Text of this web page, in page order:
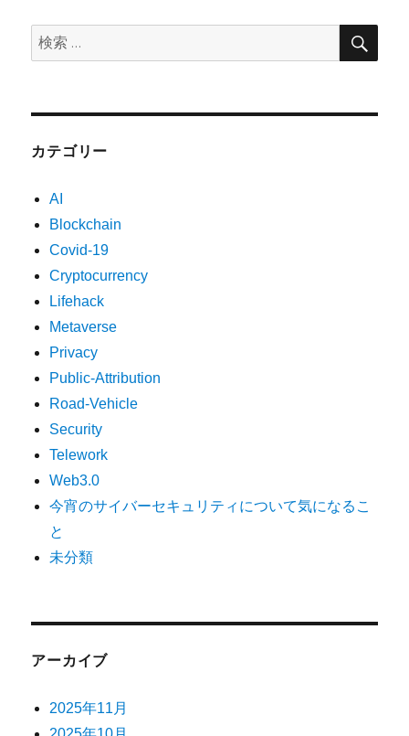
検
索:
検
カテゴリー
AI
Blockchain
Covid-19
Cryptocurrency
Lifehack
Metaverse
Privacy
Public-Attribution
Road-Vehicle
Security
Telework
Web3.0
今宵のサイバーセキュリティについて気になるこ
と
未分類
アーカイブ
2025年11月